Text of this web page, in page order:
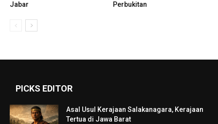
Jabar
Perbukitan
PICKS EDITOR
Asal Usul Kerajaan Salakanagara, Kerajaan
Tertua di Jawa Barat